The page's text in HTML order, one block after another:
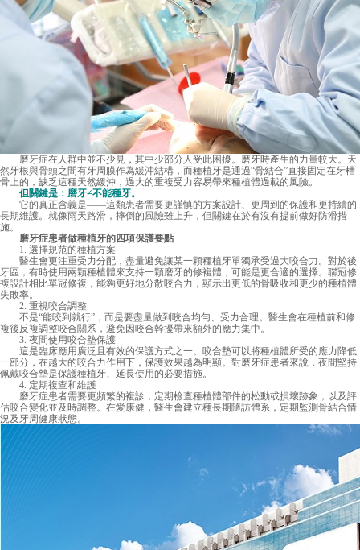
磨牙症在人群中並不少見，其中少部分人受此困擾。磨牙時產生的力量較大。天
然牙根與骨頭之間有牙周膜作為緩沖結構，而種植牙是通過“骨結合”直接固定在牙槽
骨上的，缺乏這種天然緩沖，過大的重複受力容易帶來種植體過載的風險。
但關鍵是：磨牙≠不能種牙。
它的真正含義是——這類患者需要更謹慎的方案設計、更周到的保護和更持續的
長期維護。就像雨天路滑，摔倒的風險雖上升，但關鍵在於有沒有提前做好防滑措
施。
磨牙症患者做種植牙的四項保護要點
1. 選擇規范的種植方案
醫生會更注重受力分配，盡量避免讓某一顆種植牙單獨承受過大咬合力。對於後
牙區，有時使用兩顆種植體來支持一顆磨牙的修複體，可能是更合適的選擇。聯冠修
複設計相比單冠修複，能夠更好地分散咬合力，顯示出更低的骨吸收和更少的種植體
失敗率。
2. 重視咬合調整
不是“能咬到就行”，而是要盡量做到咬合均勻、受力合理。醫生會在種植前和修
複後反複調整咬合關系，避免因咬合幹擾帶來額外的應力集中。
3. 夜間使用咬合墊保護
這是臨床應用廣泛且有效的保護方式之一。咬合墊可以將種植體所受的應力降低
一部分，在越大的咬合力作用下，保護效果越為明顯。對磨牙症患者來說，夜間堅持
佩戴咬合墊是保護種植牙、延長使用的必要措施。
4. 定期複查和維護
磨牙症患者需要更頻繁的複診，定期檢查種植體部件的松動或損壞跡象，以及評
估咬合變化並及時調整。在愛康健，醫生會建立種長期隨訪體系，定期監測骨結合情
況及牙周健康狀態。